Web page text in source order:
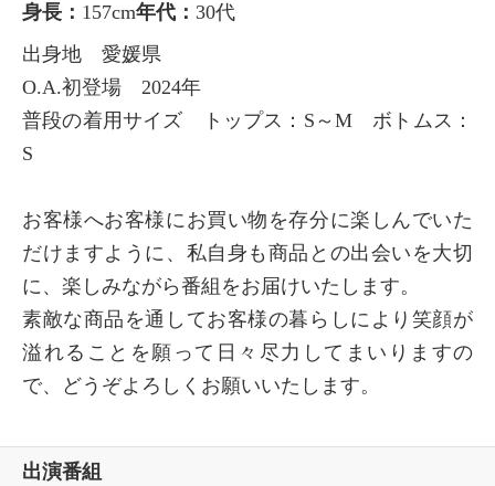
身長： 157cm年代： 30代
出身地 愛媛県
O.A.初登場 2024年
普段の着用サイズ トップス：S～M ボトムス：
S
お客様へお客様にお買い物を存分に楽しんでいた
だけますように、私自身も商品との出会いを大切
に、楽しみながら番組をお届けいたします。
素敵な商品を通してお客様の暮らしにより笑顔が
溢れることを願って日々尽力してまいりますの
で、どうぞよろしくお願いいたします。
出演番組